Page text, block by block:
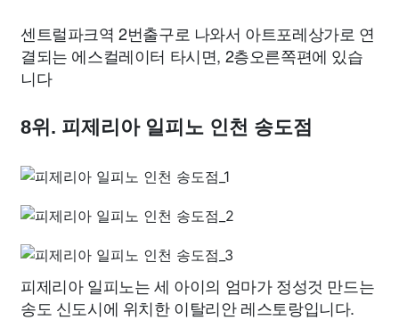
센트럴파크역 2번출구로 나와서 아트포레상가로 연
결되는 에스컬레이터 타시면, 2층오른쪽편에 있습
니다
8위. 피제리아 일피노 인천 송도점
피제리아 일피노는 세 아이의 엄마가 정성것 만드는
송도 신도시에 위치한 이탈리안 레스토랑입니다.